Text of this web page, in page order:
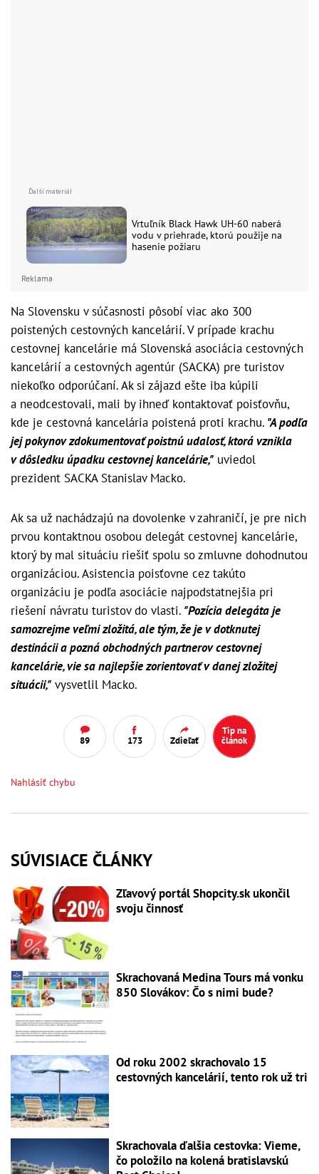
Vrtuľník Black Hawk UH-60 naberá
vodu v priehrade, ktorú použije na
hasenie požiaru
Reklama
Na Slovensku v súčasnosti pôsobí viac ako 300
poistených cestovných kancelárií. V prípade krachu
cestovnej kancelárie má Slovenská asociácia cestovných
kancelárií a cestovných agentúr (SACKA) pre turistov
niekoľko odporúčaní. Ak si zájazd ešte iba kúpili
a neodcestovali, mali by ihneď kontaktovať poisťovňu,
kde je cestovná kancelária poistená proti krachu. "A podľa
jej pokynov zdokumentovať poistnú udalosť, ktorá vznikla
v dôsledku úpadku cestovnej kancelárie," uviedol
prezident SACKA Stanislav Macko.
Ak sa už nachádzajú na dovolenke v zahraničí, je pre nich
prvou kontaktnou osobou delegát cestovnej kancelárie,
ktorý by mal situáciu riešiť spolu so zmluvne dohodnutou
organizáciou. Asistencia poisťovne cez takúto
organizáciu je podľa asociácie najpodstatnejšia pri
riešení návratu turistov do vlasti. "Pozícia delegáta je
samozrejme veľmi zložitá, ale tým, že je v dotknutej
destinácii a pozná obchodných partnerov cestovnej
kancelárie, vie sa najlepšie zorientovať v danej zložitej
situácii," vysvetlil Macko.
89 173 Zdieľať
Tip na
článok
Nahlásiť chybu
SÚVISIACE ČLÁNKY
Zľavový portál Shopcity.sk ukončil
svoju činnosť
Skrachovaná Medina Tours má vonku
850 Slovákov: Čo s nimi bude?
Od roku 2002 skrachovalo 15
cestovných kancelárií, tento rok už tri
Skrachovala ďalšia cestovka: Vieme,
čo položilo na kolená bratislavskú